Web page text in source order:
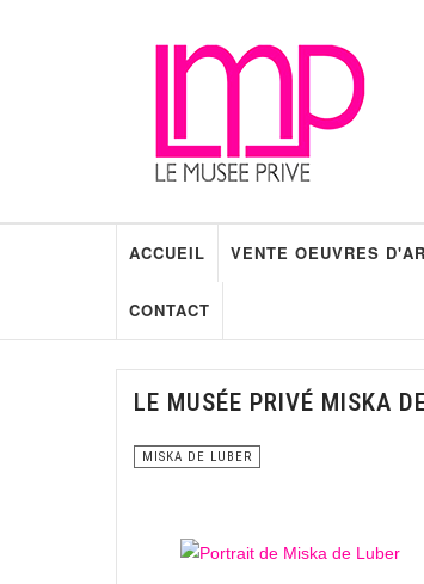
ACCUEIL VENTE OEUVRES
CONTACT
LE MUSÉE PRIVÉ MISKA
MISKA DE LUBER